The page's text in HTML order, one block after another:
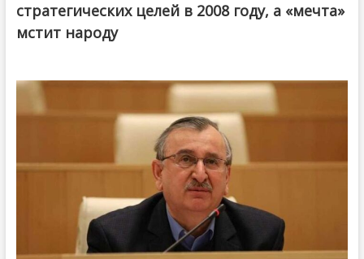
стратегических целей в 2008 году, а «мечта»
мстит народу